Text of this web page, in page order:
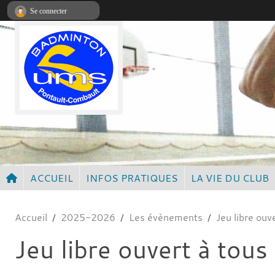
ACCUEIL INFOS PRATIQUES LA VIE DU CLUB
Accueil 2025-2026 Les évènements Jeu libre
Jeu libre ouvert à
Se connecter
Panneau de gestion des cookies